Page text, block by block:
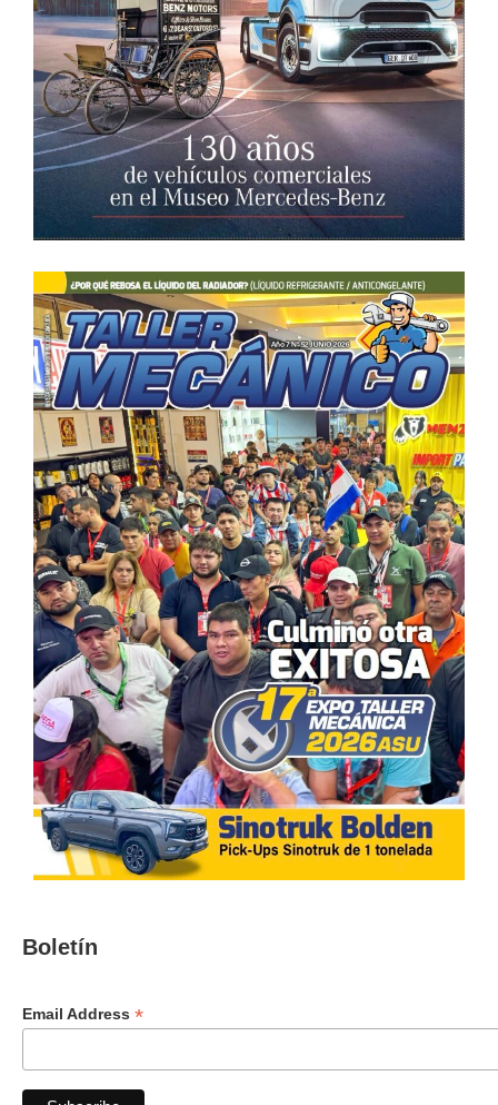
Boletín
Email Address *